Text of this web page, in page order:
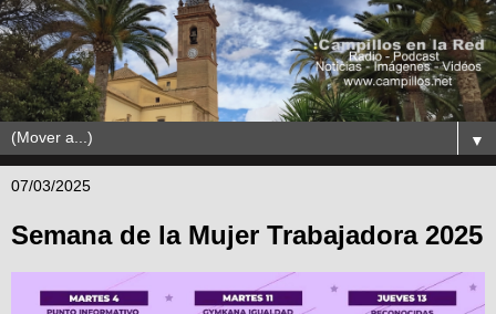
▼
07/03/2025
Semana de la Mujer Trabajadora 2025